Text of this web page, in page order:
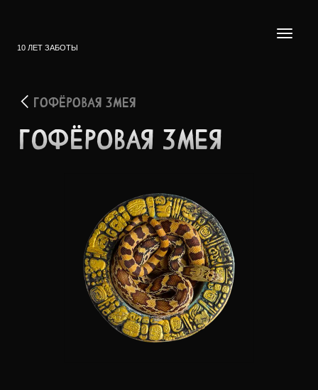
10 ЛЕТ ЗАБОТЫ
ГОФЁРОВАЯ ЗМЕЯ
ГОФЁР­ОВАЯ ЗМЕЯ